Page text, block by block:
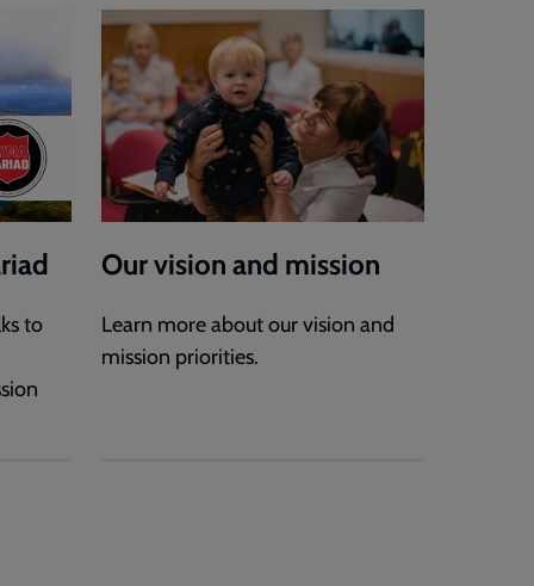
to
Our vision and mission
Learn more about our vision and
mission priorities.